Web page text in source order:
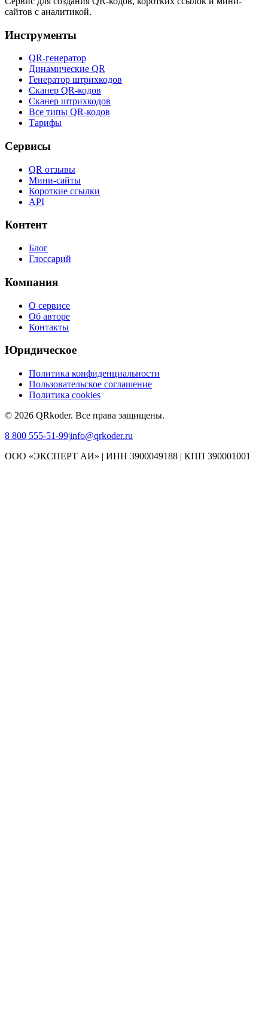
сайтов с аналитикой.
Инструменты
QR-генератор
Динамические QR
Генератор штрихкодов
Сканер QR-кодов
Сканер штрихкодов
Все типы QR-кодов
Тарифы
Сервисы
QR отзывы
Мини-сайты
Короткие ссылки
API
Контент
Блог
Глоссарий
Компания
О сервисе
Об авторе
Контакты
Юридическое
Политика конфиденциальности
Пользовательское соглашение
Политика cookies
© 2026 QRkoder. Все права защищены.
8 800 555-51-99|info@qrkoder.ru
ООО «ЭКСПЕРТ АИ» | ИНН 3900049188 | КПП 390001001